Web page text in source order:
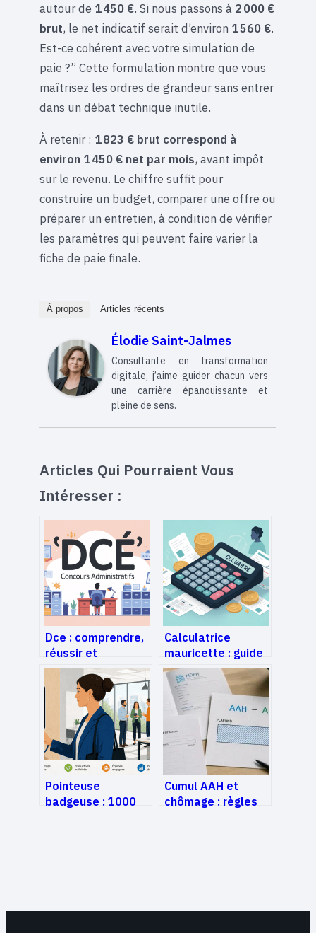
autour de 1 450 €. Si nous passons à 2 000 €
brut, le net indicatif serait d’environ 1 560 €.
Est-ce cohérent avec votre simulation de
paie ?” Cette formulation montre que vous
maîtrisez les ordres de grandeur sans entrer
dans un débat technique inutile.
À retenir : 1 823 € brut correspond à
environ 1 450 € net par mois, avant impôt
sur le revenu. Le chiffre suffit pour
construire un budget, comparer une offre ou
préparer un entretien, à condition de vérifier
les paramètres qui peuvent faire varier la
fiche de paie finale.
À propos Articles récents
Élodie Saint-Jalmes
Consultante en transformation
digitale, j’aime guider chacun vers
une carrière épanouissante et
pleine de sens.
Articles Qui Pourraient Vous
Intéresser :
Dce : comprendre,
réussir et
optimiser cette
épreuve clé des
concours
Calculatrice
mauricette : guide
pratique pour bien
estimer votre
retraite
Pointeuse
badgeuse : 1000
Cumul AAH et
chômage : règles